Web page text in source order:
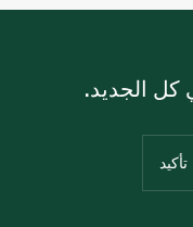
كل الجديد.